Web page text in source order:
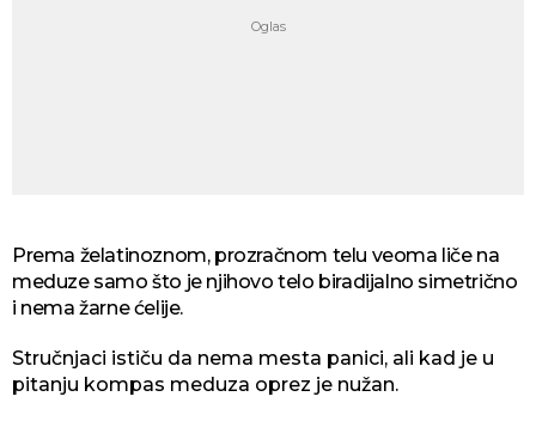
Prema želatinoznom, prozračnom telu veoma liče na
meduze samo što je njihovo telo biradijalno simetrično
i nema žarne ćelije.
Stručnjaci ističu da nema mesta panici, ali kad je u
pitanju kompas meduza oprez je nužan.